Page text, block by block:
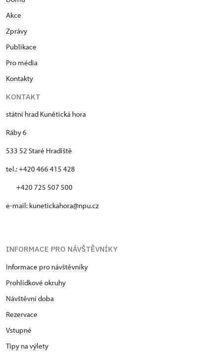
Akce
Zprávy
Publikace
Pro média
Kontakty
KONTAKT
státní hrad Kunětická hora
Ráby 6
533 52 Staré Hradiště
tel.: +420 466 415 428
+420 725 507 500
e-mail: kunetickahora@npu.cz
INFORMACE PRO NÁVŠTĚVNÍKY
Informace pro návštěvníky
Prohlídkové okruhy
Návštěvní doba
Rezervace
Vstupné
Tipy na výlety